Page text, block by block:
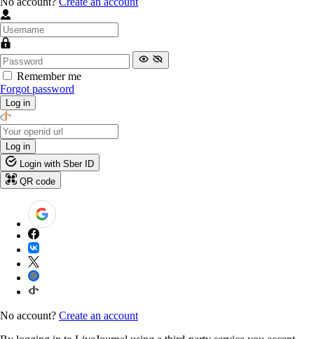
Remember me
Forgot password
Log in
Log in
Login with Sber ID
QR code
No account? Create an account